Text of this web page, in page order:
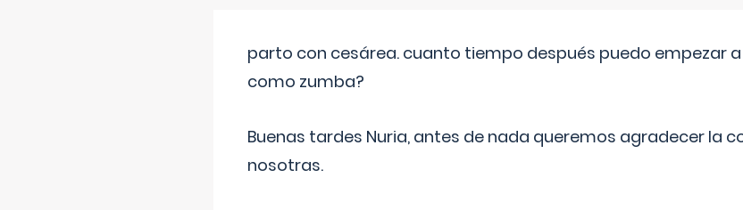
parto con cesárea. cuanto tiempo después puedo empezar
como zumba?
Buenas tardes Nuria, antes de nada queremos agradecer la
nosotras.